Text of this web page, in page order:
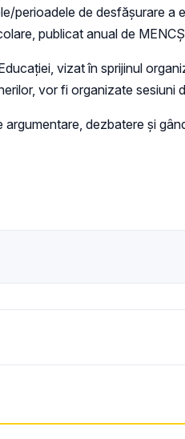
perioadele de desfăşurare
publicat anual de
vizat în sprijinul
vor fi organizate
argumentare, dezbatere și